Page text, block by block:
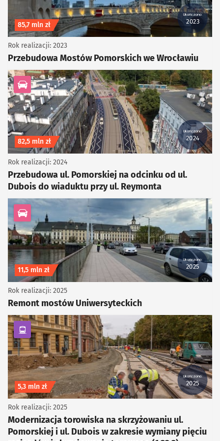
Ukończono:
2023
Koszt inwestycji
85,7 mln zł
Przebudowa Mostów Pomorskich we Wrocławiu
Rok realizacji: 2023
kategoria Infrastruktura drogowa
Ukończono:
2024
Koszt inwestycji
82,5 mln zł
Przebudowa ul. Pomorskiej na odcinku od ul.
Dubois do wiaduktu przy ul. Reymonta
Rok realizacji: 2024
kategoria Infrastruktura drogowa
Ukończono:
2025
Koszt inwestycji
11,5 mln zł
Remont mostów Uniwersyteckich
Rok realizacji: 2025
kategoria Komunikacja zbiorowa
Ukończono:
2025
Koszt inwestycji
5,3 mln zł
Modernizacja torowiska na skrzyżowaniu ul.
Pomorskiej i ul. Dubois w zakresie wymiany pięciu
Rok realizacji: 2025